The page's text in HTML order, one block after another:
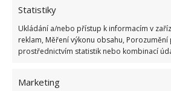
Statistiky
Ukládání a/nebo přístup k informacím v
reklam, Měření výkonu obsahu, Porozumění
prostřednictvím statistik nebo kombinací
Marketing
dílo dokončila Anne instalací
polic, které zakoupila a podle
Zavěsila je na místa, odkud
světla.